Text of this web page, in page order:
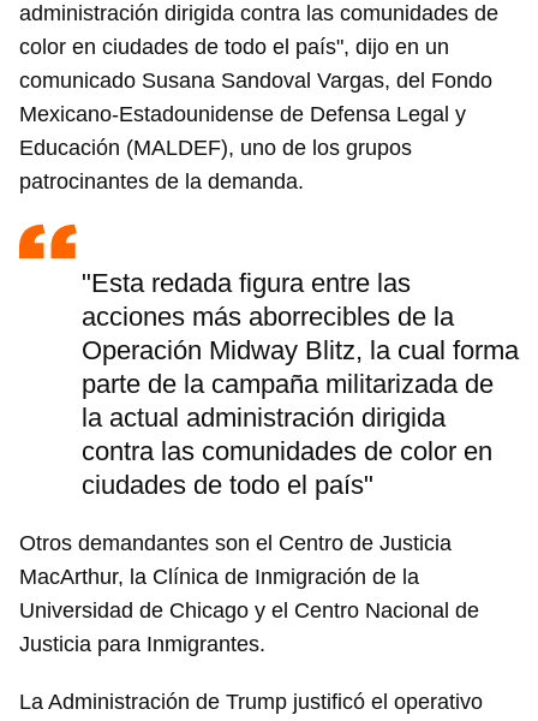
administración dirigida contra las comunidades de
color en ciudades de todo el país", dijo en un
comunicado Susana Sandoval Vargas, del Fondo
Mexicano-Estadounidense de Defensa Legal y
Educación (MALDEF), uno de los grupos
patrocinantes de la demanda.
"Esta redada figura entre las
acciones más aborrecibles de la
Operación Midway Blitz, la cual forma
parte de la campaña militarizada de
la actual administración dirigida
contra las comunidades de color en
ciudades de todo el país"
Otros demandantes son el Centro de Justicia
MacArthur, la Clínica de Inmigración de la
Universidad de Chicago y el Centro Nacional de
Justicia para Inmigrantes.
La Administración de Trump justificó el operativo